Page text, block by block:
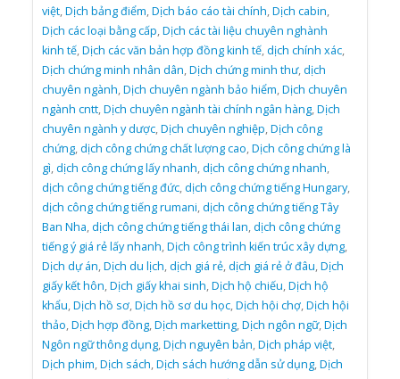
việt,Dịch bảng điểm,Dịch báo cáo tài chính,Dịch cabin,
Dịch các loại bằng cấp,Dịch các tài liệu chuyên nghành
kinh tế,Dịch các văn bản hợp đồng kinh tế,dịch chính xác,
Dịch chứng minh nhân dân,Dịch chứng minh thư,dịch
chuyên ngành,Dịch chuyên ngành bảo hiểm,Dịch chuyên
ngành cntt,Dịch chuyên ngành tài chính ngân hàng,Dịch
chuyên ngành y dược,Dịch chuyên nghiệp,Dịch công
chứng,dịch công chứng chất lượng cao,Dịch công chứng là
gì,dịch công chứng lấy nhanh,dịch công chứng nhanh,
dịch công chứng tiếng đức,dịch công chứng tiếng Hungary,
dịch công chứng tiếng rumani,dịch công chứng tiếng Tây
Ban Nha,dịch công chứng tiếng thái lan,dịch công chứng
tiếng ý giá rẻ lấy nhanh,Dịch công trình kiến trúc xây dựng,
Dịch dự án,Dịch du lịch,dịch giá rẻ,dịch giá rẻ ở đâu,Dịch
giấy kết hôn,Dịch giấy khai sinh,Dịch hộ chiếu,Dịch hộ
khẩu,Dịch hồ sơ,Dịch hồ sơ du học,Dịch hội chợ,Dịch hội
thảo,Dịch hợp đồng,Dịch marketting,Dịch ngôn ngữ,Dịch
Ngôn ngữ thông dụng,Dịch nguyên bản,Dịch pháp việt,
Dịch phim,Dịch sách,Dịch sách hướng dẫn sử dụng,Dịch